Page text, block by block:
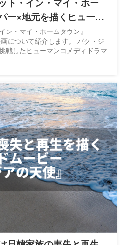
ト・イン・マイ・ホー
ー×地元を描くヒューマ
ン・マイ・ホームタウン』
について紹介します。 パク・ジ
戦したヒューマンコメディドラマ